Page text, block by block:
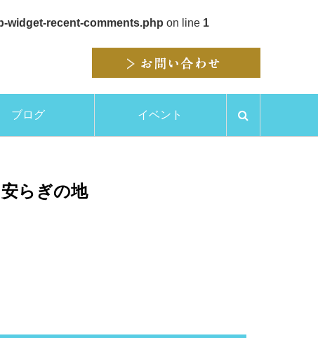
widget-recent-comments.php on line 1
ブログ イベント
らぎの地